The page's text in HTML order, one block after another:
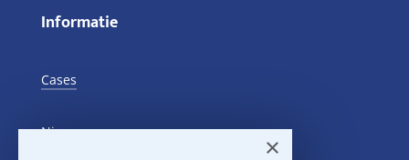
Informatie
Cases
Nieuws
×